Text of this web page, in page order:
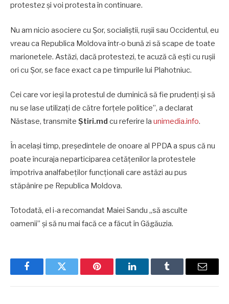
protestez și voi protesta în continuare.
Nu am nicio asociere cu Șor, socialiștii, rușii sau Occidentul, eu
vreau ca Republica Moldova într-o bună zi să scape de toate
marionetele. Astăzi, dacă protestezi, te acuză că ești cu rușii
ori cu Șor, se face exact ca pe timpurile lui Plahotniuc.
Cei care vor ieși la protestul de duminică să fie prudenți și să
nu se lase utilizați de către forțele politice”, a declarat
Năstase, transmite Știri.md cu referire la unimedia.info.
În același timp, președintele de onoare al PPDA a spus că nu
poate încuraja neparticiparea cetățenilor la protestele
împotriva analfabeților funcționali care astăzi au pus
stăpânire pe Republica Moldova.
Totodată, el i-a recomandat Maiei Sandu „să asculte
oamenii” și să nu mai facă ce a făcut în Găgăuzia.
FacebookTwitter Pinterest LinkedInTumblr Email